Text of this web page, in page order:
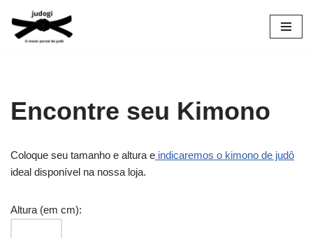
Pular
Encontre seu Kimono
Coloque seu tamanho e altura e indicaremos o kimono de judô
ideal disponível na nossa loja.
Altura (em cm):